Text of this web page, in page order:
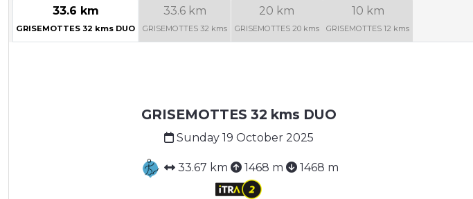
33.6 km
GRISEMOTTES 32 kms DUO
33.6 km
GRISEMOTTES 32 kms
20 km
GRISEMOTTES 20 kms
10 km
GRISEMOTTES 12 kms
GRISEMOTTES 32 kms DUO
Sunday 19 October 2025
33.67 km 1468 m 1468 m